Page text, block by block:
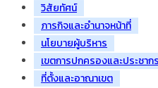
วิสัยทัศน์
ภารกิจและอำนาจหน้าที่
นโยบายผู้บริหาร
เขตการปกครองและประชากร
ที่ตั้งและอาณาเขต